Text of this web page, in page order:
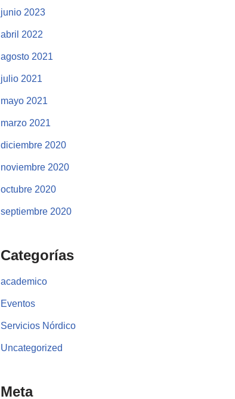
junio 2023
abril 2022
agosto 2021
julio 2021
mayo 2021
marzo 2021
diciembre 2020
noviembre 2020
octubre 2020
septiembre 2020
Categorías
academico
Eventos
Servicios Nórdico
Uncategorized
Meta